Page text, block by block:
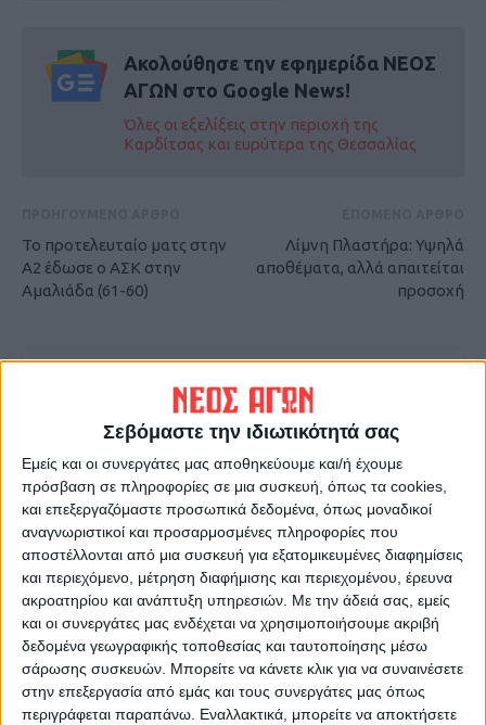
Σεβόμαστε την ιδιωτικότητά σας
Εμείς και οι συνεργάτες μας αποθηκεύουμε και/ή έχουμε
πρόσβαση σε πληροφορίες σε μια συσκευή, όπως τα cookies,
και επεξεργαζόμαστε προσωπικά δεδομένα, όπως μοναδικοί
αναγνωριστικοί και προσαρμοσμένες πληροφορίες που
αποστέλλονται από μια συσκευή για εξατομικευμένες διαφημίσεις
και περιεχόμενο, μέτρηση διαφήμισης και περιεχομένου, έρευνα
ακροατηρίου και ανάπτυξη υπηρεσιών. Με την άδειά σας, εμείς
και οι συνεργάτες μας ενδέχεται να χρησιμοποιήσουμε ακριβή
δεδομένα γεωγραφικής τοποθεσίας και ταυτοποίησης μέσω
σάρωσης συσκευών. Μπορείτε να κάνετε κλικ για να συναινέσετε
στην επεξεργασία από εμάς και τους συνεργάτες μας όπως
περιγράφεται παραπάνω. Εναλλακτικά, μπορείτε να αποκτήσετε
Ακολούθησε την εφημερίδα ΝΕΟΣ
ΑΓΩΝ στο Google News!
Όλες οι εξελίξεις στην περιοχή της
Καρδίτσας και ευρύτερα της Θεσσαλίας
Το προτελευταίο ματς στην
Α2 έδωσε ο ΑΣΚ στην
Αμαλιάδα (61-60)
Λίμνη Πλαστήρα: Υψηλά
αποθέματα, αλλά απαιτείται
προσοχή
Θεοδόσης Κατσάρας
https://neosagon.gr
ΠΑΡΟΜΟΙΑ ΑΡΘΡΑ